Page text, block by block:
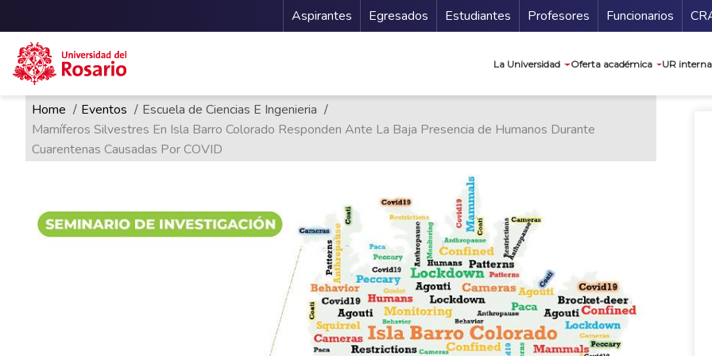
Pasar al contenido principal
Menu Secundario
Aspirantes Egresados Estudiantes Profesores Funcionarios
La Universidad Oferta académica UR
Ruta de navegación
Home Eventos
Escuela de Ciencias E Ingenieria
Mamíferos Silvestres En Isla Barro Colorado Responden Ante La Baja Presencia de Humanos Durante
Cuarentenas Causadas Por COVID